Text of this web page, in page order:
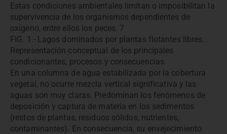
Estas condiciones ambientales limitan o imposibilitan la
supervivencia de los organismos dependientes de
oxígeno, entre ellos los peces. 7
FIG. 1.- Lagos dominados por plantas flotantes libres.
Representación conceptual de los principales
condicionantes, procesos y consecuencias.
En una columna de agua estabilizada por la cobertura
vegetal, no ocurre mezcla vertical significativa y las
aguas son muy claras. Predominan los fenómenos de
deposición y captura de materia en los sedimentos
(restos de plantas, residuos sólidos, nutrientes,
contaminantes). En consecuencia, su envejecimiento